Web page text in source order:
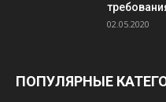
02.05.2020
ПОПУЛЯРНЫЕ